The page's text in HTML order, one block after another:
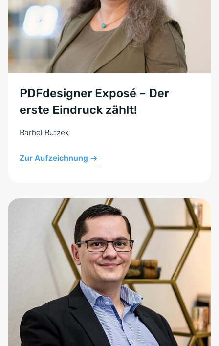
PDFdesigner Exposé – Der
erste Eindruck zählt!
Bärbel Butzek
Zur Aufzeichnung